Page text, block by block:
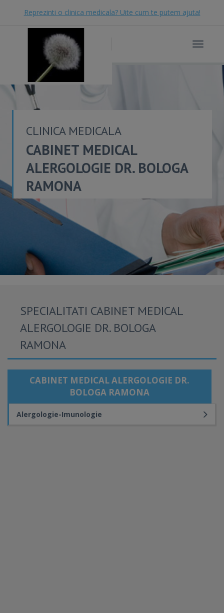
Reprezinti o clinica medicala? Uite cum te putem ajuta!
Toggle
CLINICA MEDICALA
CABINET MEDICAL
ALERGOLOGIE DR. BOLOGA
RAMONA
SPECIALITATI CABINET MEDICAL
ALERGOLOGIE DR. BOLOGA
RAMONA
CABINET MEDICAL ALERGOLOGIE DR.
BOLOGA RAMONA
Alergologie-Imunologie